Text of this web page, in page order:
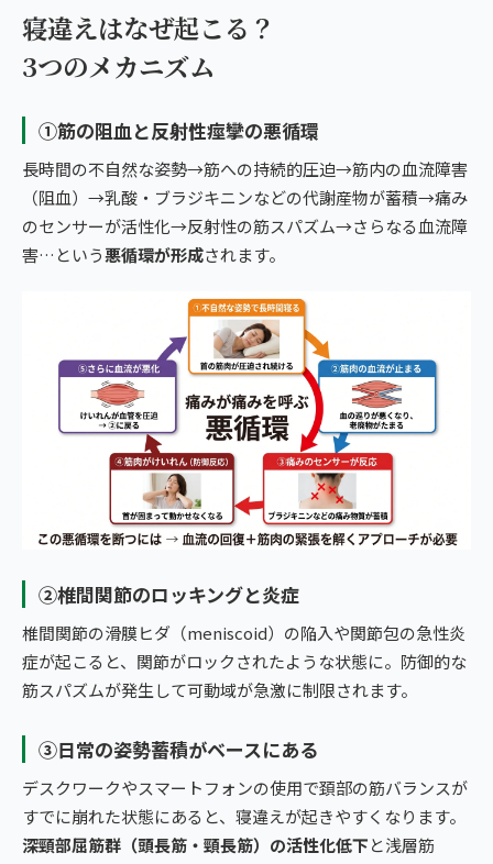
寝違えはなぜ起こる？
3つのメカニズム
①筋の阻血と反射性痙攣の悪循環
長時間の不自然な姿勢→筋への持続的圧迫→筋内の血流障害
（阻血）→乳酸・ブラジキニンなどの代謝産物が蓄積→痛み
のセンサーが活性化→反射性の筋スパズム→さらなる血流障
害…という悪循環が形成されます。
②椎間関節のロッキングと炎症
椎間関節の滑膜ヒダ（meniscoid）の陥入や関節包の急性炎
症が起こると、関節がロックされたような状態に。防御的な
筋スパズムが発生して可動域が急激に制限されます。
③日常の姿勢蓄積がベースにある
デスクワークやスマートフォンの使用で頚部の筋バランスが
すでに崩れた状態にあると、寝違えが起きやすくなります。
深頸部屈筋群（頭長筋・頸長筋）の活性化低下と浅層筋